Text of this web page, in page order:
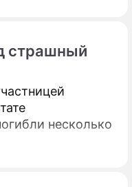
страшный
несколько